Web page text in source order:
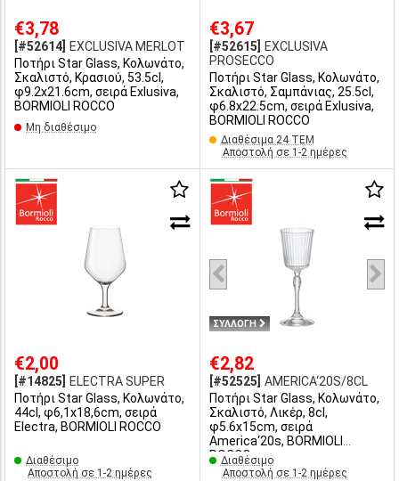
€3,78
[#52614]
EXCLUSIVA MERLOT
Ποτήρι Star Glass, Κολωνάτο,
Σκαλιστό, Κρασιού, 53.5cl,
φ9.2x21.6cm, σειρά Exlusiva,
BORMIOLI ROCCO
Μη διαθέσιμο
€3,67
[#52615]
EXCLUSIVA
PROSECCO
Ποτήρι Star Glass, Κολωνάτο,
Σκαλιστό, Σαμπάνιας, 25.5cl,
φ6.8x22.5cm, σειρά Exlusiva,
BORMIOLI ROCCO
Διαθέσιμα 24 ΤΕΜ
Αποστολή σε 1-2 ημέρες
€2,00
[#14825]
ELECTRA SUPER
Ποτήρι Star Glass, Κολωνάτο,
44cl, φ6,1x18,6cm, σειρά
Electra, BORMIOLI ROCCO
Διαθέσιμο
Αποστολή σε 1-2 ημέρες
ΣΥΛΛΟΓΗ
€2,82
[#52525] AMERICA‘20S/8CL
Ποτήρι Star Glass, Κολωνάτο,
Σκαλιστό, Λικέρ, 8cl,
φ5.6x15cm, σειρά
America‘20s, BORMIOLI
ROCCO
Διαθέσιμο
Αποστολή σε 1-2 ημέρες